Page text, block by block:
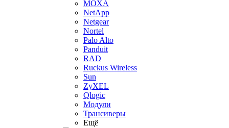
MOXA
NetApp
Netgear
Nortel
Palo Alto
Panduit
RAD
Ruckus Wireless
Sun
ZyXEL
Qlogic
Модули
Трансиверы
Ещё